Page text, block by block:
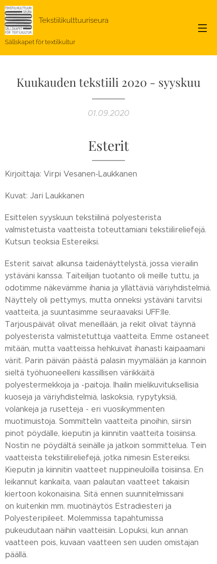
Tekstiilikulttuuriseura
Sällskapet för textilkultur
Kuukauden tekstiili 2020 - syyskuu
01.09.2020
Esterit
Kirjoittaja: Virpi Vesanen-Laukkanen
Kuvat: Jari Laukkanen
Esittelen syyskuun tekstiilinä polyesterista
valmistetuista vaatteista toteuttamiani tekstiilireliefejä.
Kutsun teoksia Estereiksi.
Esterit saivat alkunsa taidenäyttelystä, jossa vierailin
ystäväni kanssa. Taiteilijan tuotanto oli meille tuttu, ja
odotimme näkevämme ihania ja yllättäviä väriyhdistelmiä.
Näyttely oli pettymys, mutta onneksi ystäväni tarvitsi
vaatteita, ja suuntasimme seuraavaksi UFF:lle.
Tarjouspäivät olivat meneillään, ja rekit olivat täynnä
polyesterista valmistetuttuja vaatteita. Emme ostaneet
mitään, mutta vaatteissa hehkuivat ihanasti kaipaamani
värit. Parin päivän päästä palasin myymälään ja kannoin
sieltä työhuoneelleni kassillisen värikkäitä
polyestermekkoja ja -paitoja. Ihailin mielikuvituksellisia
kuoseja ja väriyhdistelmiä, laskoksia, rypytyksiä,
volankeja ja rusetteja - eri vuosikymmenten
muotimuistoja. Sommittelin vaatteita pinoihin, siirsin
pinot pöydälle, kieputin ja kiinnitin vaatteita toisiinsa.
Nostin ne pöydältä seinälle ja jatkoin sommittelua. Tein
vaatteista tekstiilireliefejä, jotka nimesin Estereiksi.
Kieputin ja kiinnitin vaatteet nuppineuloilla toisiinsa. En
leikannut kankaita, vaan palautan vaatteet takaisin
kiertoon kokonaisina. Sitä ennen suunnitelmissani
on kuitenkin mm. muotinäytös Estradiesteri ja
Polyesteripileet. Molemmissa tapahtumissa
pukeudutaan näihin vaatteisiin. Lopuksi, kun annan
vaatteen pois, kuvaan vaatteen sen uuden omistajan
päällä.